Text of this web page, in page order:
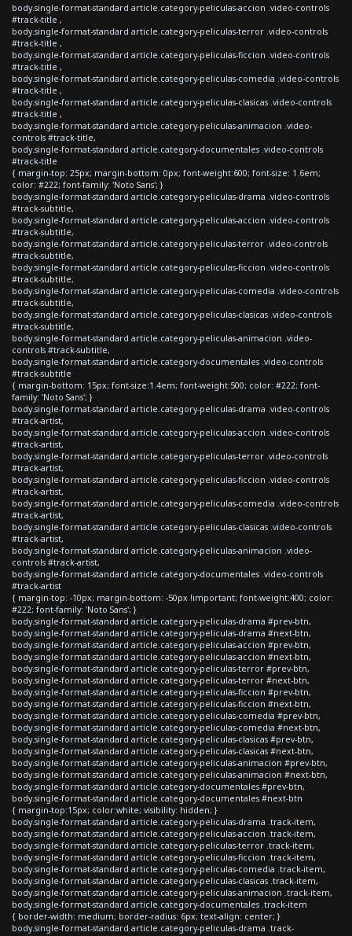
body.single-format-standard article.category-peliculas-accion .video-controls
#track-title ,
body.single-format-standard article.category-peliculas-terror .video-controls
#track-title ,
body.single-format-standard article.category-peliculas-ficcion .video-controls
#track-title ,
body.single-format-standard article.category-peliculas-comedia .video-controls
#track-title ,
body.single-format-standard article.category-peliculas-clasicas .video-controls
#track-title ,
body.single-format-standard article.category-peliculas-animacion .video-
controls #track-title,
body.single-format-standard article.category-documentales .video-controls
#track-title
{ margin-top: 25px; margin-bottom: 0px; font-weight:600; font-size: 1.6em;
color: #222; font-family: 'Noto Sans'; }
body.single-format-standard article.category-peliculas-drama .video-controls
#track-subtitle,
body.single-format-standard article.category-peliculas-accion .video-controls
#track-subtitle,
body.single-format-standard article.category-peliculas-terror .video-controls
#track-subtitle,
body.single-format-standard article.category-peliculas-ficcion .video-controls
#track-subtitle,
body.single-format-standard article.category-peliculas-comedia .video-controls
#track-subtitle,
body.single-format-standard article.category-peliculas-clasicas .video-controls
#track-subtitle,
body.single-format-standard article.category-peliculas-animacion .video-
controls #track-subtitle,
body.single-format-standard article.category-documentales .video-controls
#track-subtitle
{ margin-bottom: 15px; font-size:1.4em; font-weight:500; color: #222; font-
family: 'Noto Sans'; }
body.single-format-standard article.category-peliculas-drama .video-controls
#track-artist,
body.single-format-standard article.category-peliculas-accion .video-controls
#track-artist,
body.single-format-standard article.category-peliculas-terror .video-controls
#track-artist,
body.single-format-standard article.category-peliculas-ficcion .video-controls
#track-artist,
body.single-format-standard article.category-peliculas-comedia .video-controls
#track-artist,
body.single-format-standard article.category-peliculas-clasicas .video-controls
#track-artist,
body.single-format-standard article.category-peliculas-animacion .video-
controls #track-artist,
body.single-format-standard article.category-documentales .video-controls
#track-artist
{ margin-top: -10px; margin-bottom: -50px !important; font-weight:400; color:
#222; font-family: 'Noto Sans'; }
body.single-format-standard article.category-peliculas-drama #prev-btn,
body.single-format-standard article.category-peliculas-drama #next-btn,
body.single-format-standard article.category-peliculas-accion #prev-btn,
body.single-format-standard article.category-peliculas-accion #next-btn,
body.single-format-standard article.category-peliculas-terror #prev-btn,
body.single-format-standard article.category-peliculas-terror #next-btn,
body.single-format-standard article.category-peliculas-ficcion #prev-btn,
body.single-format-standard article.category-peliculas-ficcion #next-btn,
body.single-format-standard article.category-peliculas-comedia #prev-btn,
body.single-format-standard article.category-peliculas-comedia #next-btn,
body.single-format-standard article.category-peliculas-clasicas #prev-btn,
body.single-format-standard article.category-peliculas-clasicas #next-btn,
body.single-format-standard article.category-peliculas-animacion #prev-btn,
body.single-format-standard article.category-peliculas-animacion #next-btn,
body.single-format-standard article.category-documentales #prev-btn,
body.single-format-standard article.category-documentales #next-btn
{ margin-top:15px; color:white; visibility: hidden; }
body.single-format-standard article.category-peliculas-drama .track-item,
body.single-format-standard article.category-peliculas-accion .track-item,
body.single-format-standard article.category-peliculas-terror .track-item,
body.single-format-standard article.category-peliculas-ficcion .track-item,
body.single-format-standard article.category-peliculas-comedia .track-item,
body.single-format-standard article.category-peliculas-clasicas .track-item,
body.single-format-standard article.category-peliculas-animacion .track-item,
body.single-format-standard article.category-documentales .track-item
{ border-width: medium; border-radius: 6px; text-align: center; }
body.single-format-standard article.category-peliculas-drama .track-